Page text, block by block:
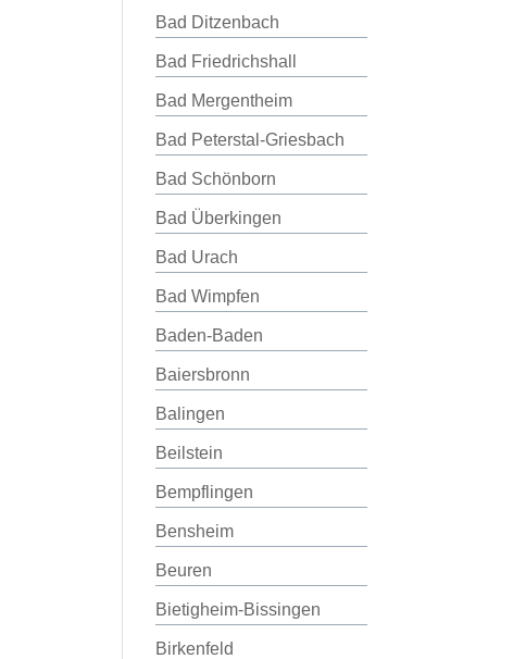
Bad Ditzenbach
Bad Friedrichshall
Bad Mergentheim
Bad Peterstal-Griesbach
Bad Schönborn
Bad Überkingen
Bad Urach
Bad Wimpfen
Baden-Baden
Baiersbronn
Balingen
Beilstein
Bempflingen
Bensheim
Beuren
Bietigheim-Bissingen
Birkenfeld